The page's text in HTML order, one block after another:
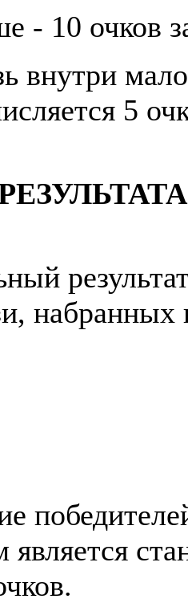
- 10 очков
внутри
5
набранных
является